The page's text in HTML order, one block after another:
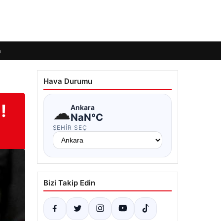
Hava Durumu
☁Ankara
NaN°C
ŞEHIR SEÇ
Bizi Takip Edin